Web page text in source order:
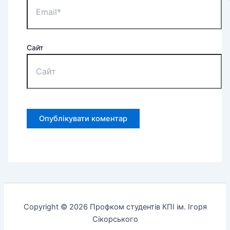
Сайт
Copyright © 2026 Профком студентів КПІ ім. Ігоря
Сікорського